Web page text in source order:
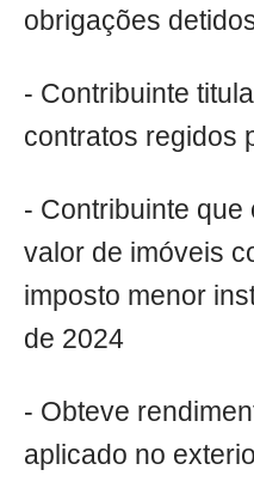
obrigações
- Contribuinte
contratos regidos
- Contribuinte que
valor de imóveis
imposto menor
de 2024
- Obteve
aplicado no